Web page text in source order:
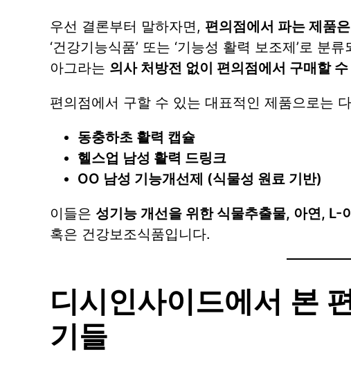
우선 결론부터 말하자면, 편의점에서 파는 제품
‘건강기능식품’ 또는 ‘기능성 활력 보조제’로 분
아그라는 의사 처방전 없이 편의점에서 구매할
편의점에서 구할 수 있는 대표적인 제품으로는
동충하초 활력 캡슐
헬스업 남성 활력 드링크
OO 남성 기능개선제 (식물성 원료 기반)
이들은 성기능 개선을 위한 식물추출물, 아연, L-
혹은 건강보조식품입니다.
디시인사이드에서 본
기들